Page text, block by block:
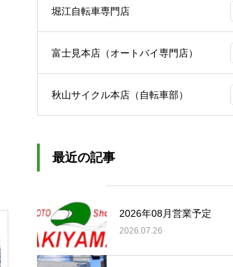
堀江自転車専門店
富士見本店（オートバイ専門店）
秋山サイクル本店（自転車部）
最近の記事
2026年08月営業予定
2026.07.26